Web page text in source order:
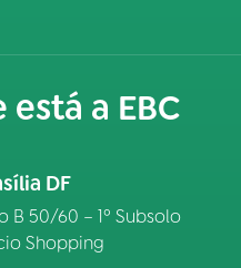
a EBC
DF
B 50/60 – 1º Subsolo
Shopping